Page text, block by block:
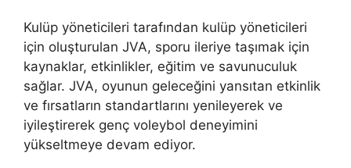
Kulüp yöneticileri tarafından kulüp yöneticileri
için oluşturulan JVA, sporu ileriye taşımak için
kaynaklar, etkinlikler, eğitim ve savunuculuk
sağlar. JVA, oyunun geleceğini yansıtan etkinlik
ve fırsatların standartlarını yenileyerek ve
iyileştirerek genç voleybol deneyimini
yükseltmeye devam ediyor.